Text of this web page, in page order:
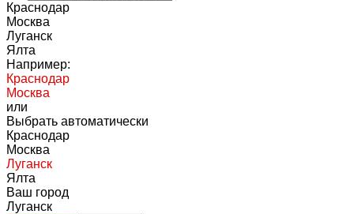
Краснодар
Москва
Луганск
Ялта
Например:
Краснодар
Москва
или
Выбрать автоматически
Краснодар
Москва
Луганск
Ялта
Ваш город
Луганск